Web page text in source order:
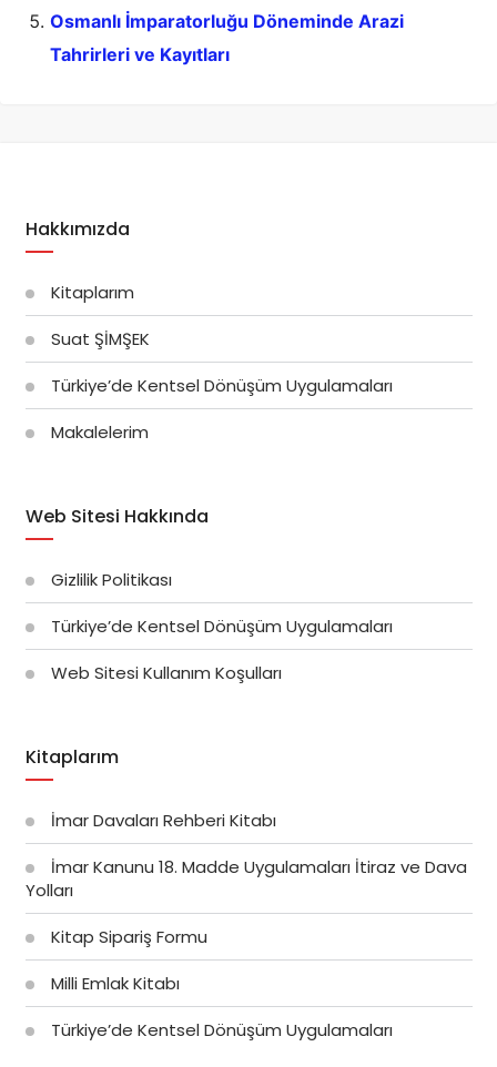
Osmanlı İmparatorluğu Döneminde Arazi
Tahrirleri ve Kayıtları
Hakkımızda
Kitaplarım
Suat ŞİMŞEK
Türkiye’de Kentsel Dönüşüm Uygulamaları
Makalelerim
Web Sitesi Hakkında
Gizlilik Politikası
Türkiye’de Kentsel Dönüşüm Uygulamaları
Web Sitesi Kullanım Koşulları
Kitaplarım
İmar Davaları Rehberi Kitabı
İmar Kanunu 18. Madde Uygulamaları İtiraz ve Dava
Yolları
Kitap Sipariş Formu
Milli Emlak Kitabı
Türkiye’de Kentsel Dönüşüm Uygulamaları